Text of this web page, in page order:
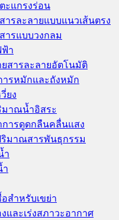
ะแกรงร่อน
สารละลายแบบแนวเส้นตรง
ารแบบวงกลม
ฟ้า
ยสารละลายอัตโนมัติ
รหมักและถังหมัก
ยง
มาณน้ำอิสระ
การดูดกลืนคลื่นแสง
ริมาณสารพันธุกรรม
ำ
ำ
อสำหรับเขย่า
และเร่งสภาวะอากาศ